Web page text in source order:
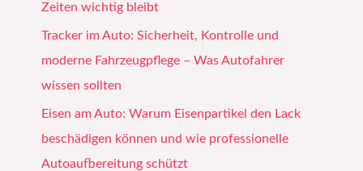
Zeiten wichtig bleibt
Tracker im Auto: Sicherheit, Kontrolle und
moderne Fahrzeugpflege – Was Autofahrer
wissen sollten
Eisen am Auto: Warum Eisenpartikel den Lack
beschädigen können und wie professionelle
Autoaufbereitung schützt